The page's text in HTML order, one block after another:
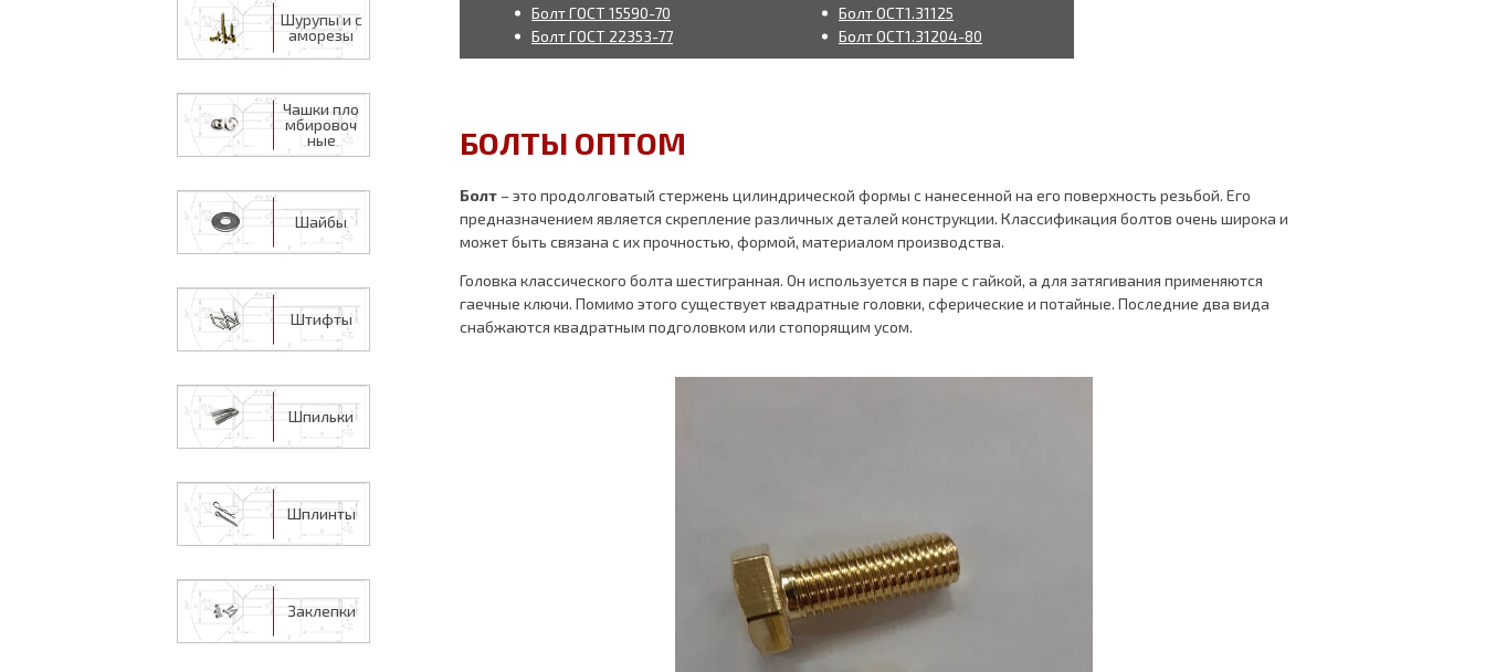
Шурупы и с
аморезы
Чашки пло
мбировоч
ные
Шайбы
Штифты
Шпильки
Шплинты
Заклепки
Болт ГОСТ 15590-70
Болт ГОСТ 22353-77
Болт ОСТ1.31125
Болт ОСТ1.31204-80
БОЛТЫ ОПТОМ
Болт – это продолговатый стержень цилиндрической формы с нанесенной на его поверхность резьбой. Его
предназначением является скрепление различных деталей конструкции. Классификация болтов очень широка и
может быть связана с их прочностью, формой, материалом производства.
Головка классического болта шестигранная. Он используется в паре с гайкой, а для затягивания применяются
гаечные ключи. Помимо этого существует квадратные головки, сферические и потайные. Последние два вида
снабжаются квадратным подголовком или стопорящим усом.